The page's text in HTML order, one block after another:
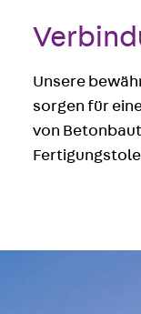
Unsere
sorgen für
von